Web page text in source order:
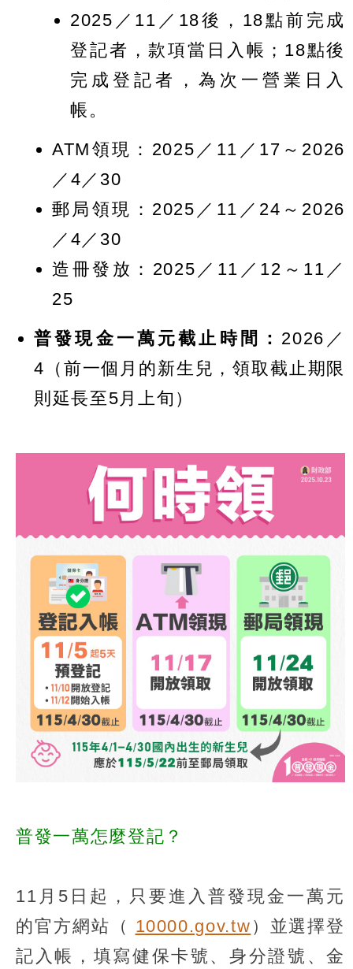
2025／11／18後，18點前完成
登記者，款項當日入帳；18點後
完成登記者，為次一營業日入
帳。
ATM領現：2025／11／17～2026
／4／30
郵局領現：2025／11／24～2026
／4／30
造冊發放：2025／11／12～11／
25
普發現金一萬元截止時間： 2026／
4（前一個月的新生兒，領取截止期限
則延長至5月上旬）
普發一萬怎麼登記？
11月5日起，只要進入普發現金一萬元
的官方網站（ 10000.gov.tw ）並選擇登
記入帳，填寫健保卡號、身分證號、金